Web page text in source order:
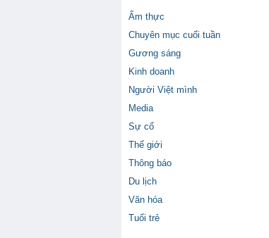
Ẩm thực
Chuyên mục cuối tuần
Gương sáng
Kinh doanh
Người Việt mình
Media
Sự cố
Thế giới
Thông báo
Du lịch
Văn hóa
Tuổi trẻ